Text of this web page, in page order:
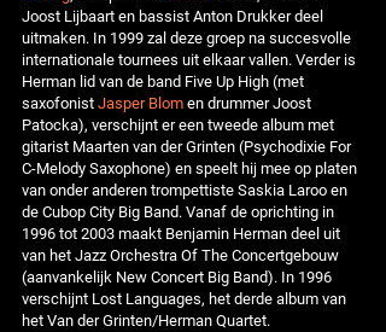
Joost Lijbaart en bassist Anton Drukker deel
uitmaken. In 1999 zal deze groep na succesvolle
internationale tournees uit elkaar vallen. Verder is
Herman lid van de band Five Up High (met
saxofonistJasper Blomen drummer Joost
Patocka), verschijnt er een tweede album met
gitarist Maarten van der Grinten (Psychodixie For
C-Melody Saxophone) en speelt hij mee op platen
van onder anderen trompettiste Saskia Laroo en
de Cubop City Big Band. Vanaf de oprichting in
1996 tot 2003 maakt Benjamin Herman deel uit
van het Jazz Orchestra Of The Concertgebouw
(aanvankelijk New Concert Big Band). In 1996
verschijnt Lost Languages, het derde album van
het Van der Grinten/Herman Quartet.